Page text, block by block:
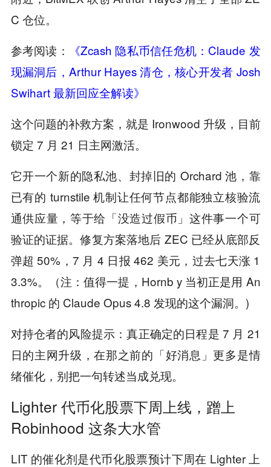
C 仓位。
参考阅读：
《Zcash 隐私币信任危机：Claude 发
现漏洞后，Arthur Hayes 清仓，核心开发者 Josh
Swihart 最新回应全解读》
这个问题的补救方案，就是 Ironwood 升级，目前
锁定 7 月 21 日主网激活。
它开一个新的隐私池、封掉旧的 Orchard 池，靠
已有的 turnstile 机制让任何节点都能独立核验流
通供应量，等于给「没造过假币」这件事一个可
验证的证据。修复方案落地后 ZEC 已经从底部反
弹超 50%，7 月 4 日报 462 美元，过去七天涨 1
3.3%。（注：值得一提，Hornb y 当初正是用 An
thropic 的 Claude Opus 4.8 发现的这个漏洞。)
对持仓者的风险提示：真正确定的日程是 7 月 21
日的主网升级，在那之前的「好消息」更多是情
绪催化，别把一句转述当成兑现。
Lighter 代币化股票下周上线，蹭上
Robinhood 这条大水管
LIT 的催化剂是代币化股票预计下周在 Lighter 上